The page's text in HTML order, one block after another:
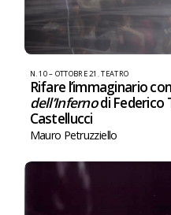
N. 10 – OTTOBRE 21 ,TEATRO
Rifare l’immaginario
dell’Infernodi Federico
Castellucci
Mauro Petruzziello